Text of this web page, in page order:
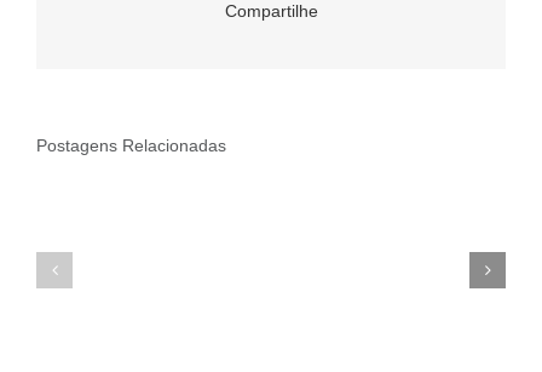
Compartilhe
Postagens Relacionadas